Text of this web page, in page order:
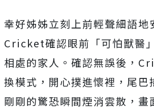
幸好姊姊立刻上前輕聲細語地
Cricket確認眼前「可怕獸醫
相處的家人。確認無誤後，
換模式，開心撲進懷裡，尾巴
剛剛的驚恐瞬間煙消雲散，畫